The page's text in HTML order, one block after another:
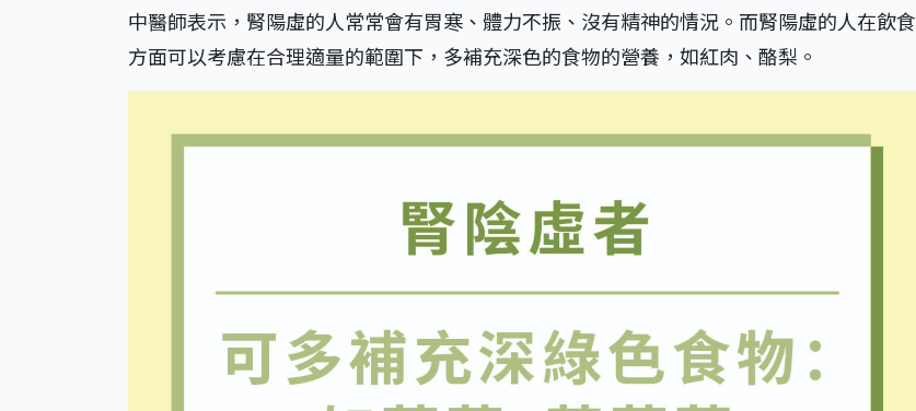
中醫師表示，腎陽虛的人常常會有胃寒、體力不振、沒有精神的情況。而腎陽虛的人在飲食
方面可以考慮在合理適量的範圍下，多補充深色的食物的營養，如紅肉、酪梨。